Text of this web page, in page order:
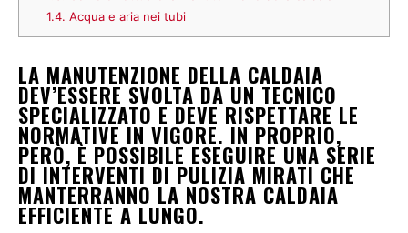
1.4. Acqua e aria nei tubi
LA MANUTENZIONE DELLA CALDAIA
DEV’ESSERE SVOLTA DA UN TECNICO
SPECIALIZZATO E DEVE RISPETTARE LE
NORMATIVE IN VIGORE. IN PROPRIO,
PERÒ, È POSSIBILE ESEGUIRE UNA SERIE
DI INTERVENTI DI PULIZIA MIRATI CHE
MANTERRANNO LA NOSTRA CALDAIA
EFFICIENTE A LUNGO.